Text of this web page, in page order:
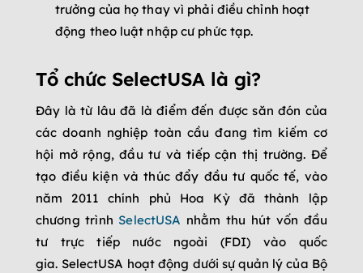
trưởng của họ thay vì phải điều chỉnh hoạt
động theo luật nhập cư phức tạp.
Tổ chức SelectUSA là gì?
Đây là từ lâu đã là điểm đến được săn đón của
các doanh nghiệp toàn cầu đang tìm kiếm cơ
hội mở rộng, đầu tư và tiếp cận thị trường. Để
tạo điều kiện và thúc đẩy đầu tư quốc tế, vào
năm 2011 chính phủ Hoa Kỳ đã thành lập
chương trình SelectUSA nhằm thu hút vốn đầu
tư trực tiếp nước ngoài (FDI) vào quốc
gia. SelectUSA hoạt động dưới sự quản lý của Bộ